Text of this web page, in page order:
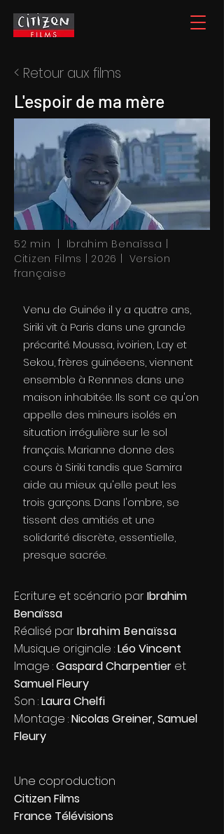
< Retour aux films
L'espoir de ma mère
52 min | Ibrahim Benaïssa |
Citizen Films | 2026 | Version
française
Venu de Guinée il y a quatre ans,
Siriki vit à Paris dans une grande
précarité. Moussa, ivoirien, Lay et
Sekou, frères guinéeens, viennent
ensemble à Rennnes dans une
maison inhabitée. Ils sont ce qu'on
appelle des mineurs isolés en
situation irrégulière sur le sol
français. Marianne donne des
cours à Siriki tandis que Samira
aide au mieux qu'elle peut les
trois garçons. Dans l'ombre, se
tissent des amitiés et une
solidarité discrète, essentielle,
presque sacrée.
Ecriture et scénario parIbrahim
Benaïssa
Réalisé parIbrahim Benaïssa
Musique originale :Léo Vincent
Image :Gaspard Charpentier et
Samuel Fleury
Son :Laura Chelfi
Montage :Nicolas Greiner, Samuel
Fleury
Une coproduction
Citizen Films
France Télévisions